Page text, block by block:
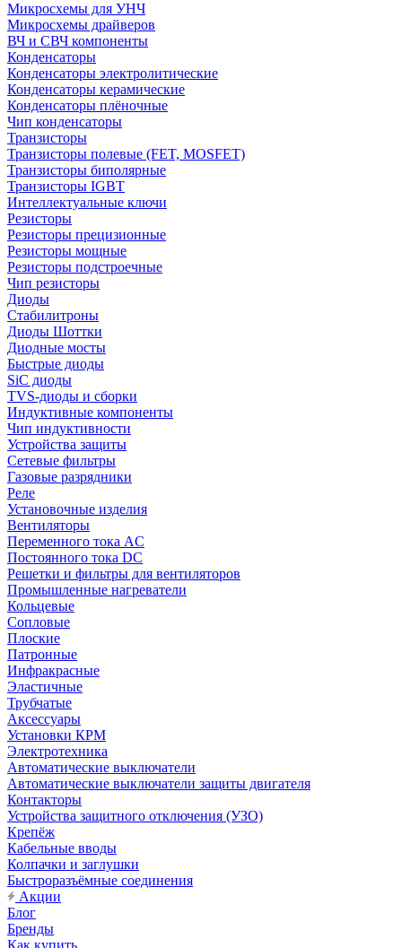
Микросхемы для УНЧ
Микросхемы драйверов
ВЧ и СВЧ компоненты
Конденсаторы
Конденсаторы электролитические
Конденсаторы керамические
Конденсаторы плёночные
Чип конденсаторы
Транзисторы
Транзисторы полевые (FET, MOSFET)
Транзисторы биполярные
Транзисторы IGBT
Интеллектуальные ключи
Резисторы
Резисторы прецизионные
Резисторы мощные
Резисторы подстроечные
Чип резисторы
Диоды
Стабилитроны
Диоды Шоттки
Диодные мосты
Быстрые диоды
SiC диоды
TVS-диоды и сборки
Индуктивные компоненты
Чип индуктивности
Устройства защиты
Сетевые фильтры
Газовые разрядники
Реле
Установочные изделия
Вентиляторы
Переменного тока AC
Постоянного тока DC
Решетки и фильтры для вентиляторов
Промышленные нагреватели
Кольцевые
Сопловые
Плоские
Патронные
Инфракрасные
Эластичные
Трубчатые
Аксессуары
Установки КРМ
Электротехника
Автоматические выключатели
Автоматические выключатели защиты двигателя
Контакторы
Устройства защитного отключения (УЗО)
Крепёж
Кабельные вводы
Колпачки и заглушки
Быстроразъёмные соединения
Акции
Блог
Бренды
Как купить